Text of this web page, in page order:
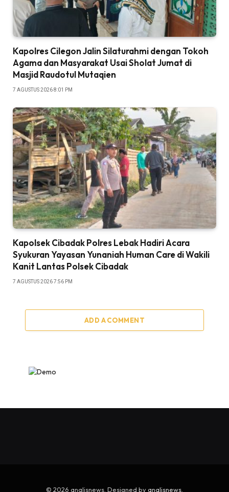
Kapolres Cilegon Jalin Silaturahmi dengan Tokoh
Agama dan Masyarakat Usai Sholat Jumat di
Masjid Raudotul Mutaqien
7 AGUSTUS 2026 8:01 PM
Kapolsek Cibadak Polres Lebak Hadiri Acara
Syukuran Yayasan Yunaniah Human Care di Wakili
Kanit Lantas Polsek Cibadak
7 AGUSTUS 2026 7:56 PM
ADD A COMMENT
© 2026 analisnews. Designed by analisnews